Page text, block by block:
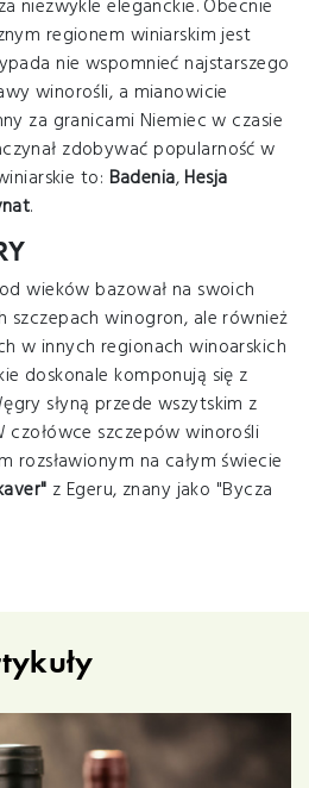
niezwykle eleganckie. Obecnie
regionem winiarskim jest
nie wspomnieć najstarszego
winorośli, a mianowicie
za granicami Niemiec w czasie
zdobywać popularność w
to: Badenia,Hesja
.
wieków bazował na swoich
szczepach winogron, ale również
w innych regionach winoarskich
doskonale komponują się z
słyną przede wszytskim z
czołówce szczepów winorośli
rozsławionym na całym świecie
z Egeru, znany jako "Bycza